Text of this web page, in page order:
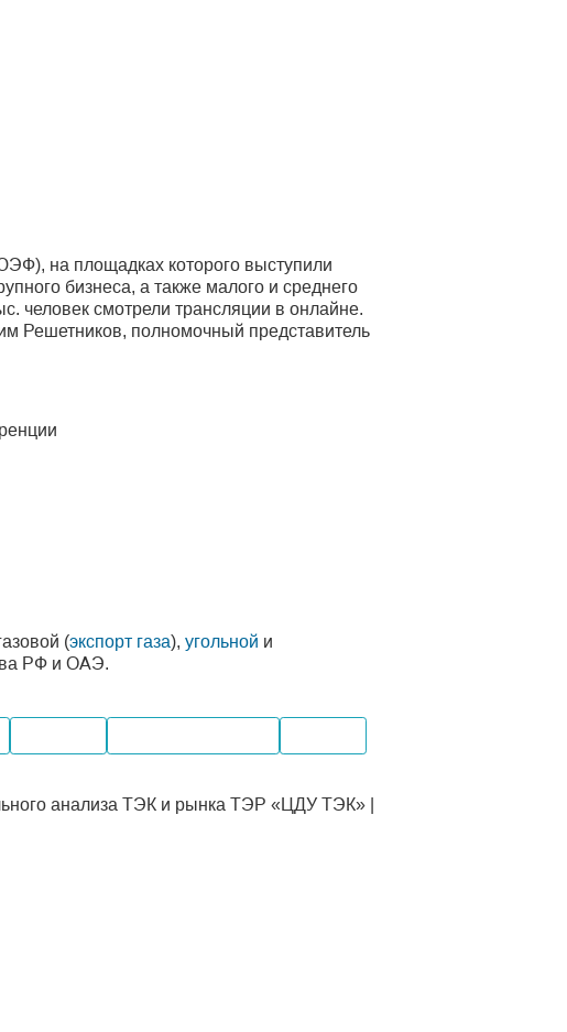
на площадках которого выступили
бизнеса, а также малого и среднего
человек смотрели трансляции в онлайне.
Решетников, полномочный представитель
(экспорт газа), угольной и
РФ и ОАЭ.
анализа ТЭК и рынка ТЭР «ЦДУ ТЭК» |